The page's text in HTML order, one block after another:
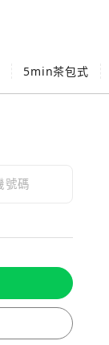
5min茶包式